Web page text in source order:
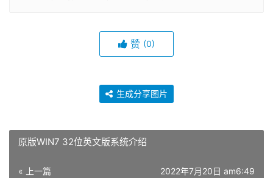
赞 (0)
生成分享图片
原版WIN7 32位英文版系统介绍
« 上一篇 2022年7月20日 am6:49